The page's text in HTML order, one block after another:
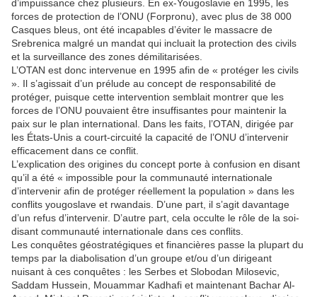
d’impuissance chez plusieurs. En ex-Yougoslavie en 1995, les
forces de protection de l’ONU (Forpronu), avec plus de 38 000
Casques bleus, ont été incapables d’éviter le massacre de
Srebrenica malgré un mandat qui incluait la protection des civils
et la surveillance des zones démilitarisées.
L’OTAN est donc intervenue en 1995 afin de « protéger les civils
». Il s’agissait d’un prélude au concept de responsabilité de
protéger, puisque cette intervention semblait montrer que les
forces de l’ONU pouvaient être insuffisantes pour maintenir la
paix sur le plan international. Dans les faits, l’OTAN, dirigée par
les États-Unis a court-circuité la capacité de l’ONU d’intervenir
efficacement dans ce conflit.
L’explication des origines du concept porte à confusion en disant
qu’il a été « impossible pour la communauté internationale
d’intervenir afin de protéger réellement la population » dans les
conflits yougoslave et rwandais. D’une part, il s’agit davantage
d’un refus d’intervenir. D’autre part, cela occulte le rôle de la soi-
disant communauté internationale dans ces conflits.
Les conquêtes géostratégiques et financières passe la plupart du
temps par la diabolisation d’un groupe et/ou d’un dirigeant
nuisant à ces conquêtes : les Serbes et Slobodan Milosevic,
Saddam Hussein, Mouammar Kadhafi et maintenant Bachar Al-